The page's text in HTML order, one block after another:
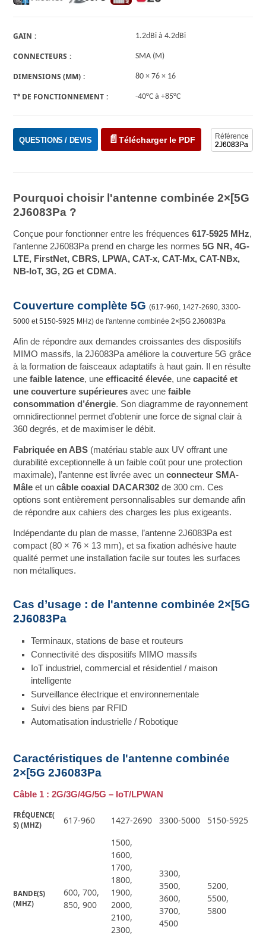
GAIN 1.2dBi à 4.2dBi
CONNECTEURS SMA (M)
DIMENSIONS (MM) 80 × 76 × 16
T° DE FONCTIONNEMENT -40°C à +85°C
Référence
2J6083Pa
QUESTIONS / DEVIS Télécharger le PDF
Pourquoi choisir l'antenne combinée 2×[5G
2J6083Pa ?
Conçue pour fonctionner entre les fréquences617-5925 MHz,
l’antenne 2J6083Pa prend en charge les normes5G NR, 4G-
LTE, FirstNet, CBRS, LPWA, CAT-x, CAT-Mx, CAT-NBx,
NB-IoT, 3G, 2G et CDMA.
Couverture complète 5G(617-960, 1427-2690, 3300-
5000 et 5150-5925 MHz) de l'antenne combinée 2×[5G 2J6083Pa
Afin de répondre aux demandes croissantes des dispositifs
MIMO massifs, la 2J6083Pa améliore la couverture 5G grâce
à la formation de faisceaux adaptatifs à haut gain. Il en résulte
unefaible latence, uneefficacité élevée, unecapacité et
une couverture supérieures avec unefaible
consommation d’énergie. Son diagramme de rayonnement
omnidirectionnel permet d’obtenir une force de signal clair à
360 degrés, et de maximiser le débit.
Fabriquée en ABS (matériau stable aux UV offrant une
durabilité exceptionnelle à un faible coût pour une protection
maximale), l’antenne est livrée avec unconnecteur SMA-
Mâle et uncâble coaxial DACAR302 de 300 cm. Ces
options sont entièrement personnalisables sur demande afin
de répondre aux cahiers des charges les plus exigeants.
Indépendante du plan de masse, l’antenne 2J6083Pa est
compact (80 × 76 × 13 mm), et sa fixation adhésive haute
qualité permet une installation facile sur toutes les surfaces
non métalliques.
Cas d’usage : de l'antenne combinée 2×[5G
2J6083Pa
Terminaux, stations de base et routeurs
Connectivité des dispositifs MIMO massifs
IoT industriel, commercial et résidentiel / maison
intelligente
Surveillance électrique et environnementale
Suivi des biens par RFID
Automatisation industrielle / Robotique
Caractéristiques de l'antenne combinée
2×[5G 2J6083Pa
Câble 1 : 2G/3G/4G/5G – IoT/LPWAN
FRÉQUENCE(
S) (MHZ)
617-960 1427-2690 3300-5000 5150-5925
BANDE(S)
(MHZ)
600, 700,
850, 900
1500,
1600,
1700,
1800,
1900,
2000,
2100,
2300,
3300,
3500,
3600,
3700,
4500
5200,
5500,
5800